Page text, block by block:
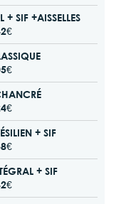
SIF +AISSELLES
+ SIF
+ SIF